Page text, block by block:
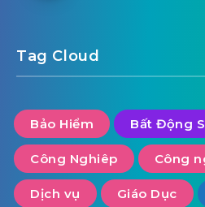
Tag Cloud
Bảo Hiểm Bất Động
Công Nghiêp Công
Dịch vụ Giáo Dục